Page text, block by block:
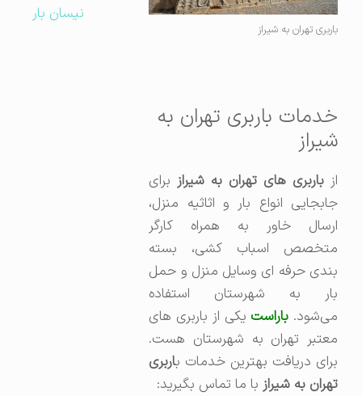
باربری تهران به شیراز
خدمات باربری تهران به
شیراز
باربری های تهران به شیرازبرای
جابجایی انواع بار و اثاثیه منزل،
ارسال خاور به همراه کارگر
متخصص اسباب کشی، بسته
بندی حرفه ای وسایل منزل و حمل
بار به شهرستان استفاده
می‌شود.باراست یکی از باربری های
معتبر تهران به شهرستان هست.
برای دریافت بهترین خدمات باربری
تهران به شیرازبا ما تماس بگیرید:
نیسان بار